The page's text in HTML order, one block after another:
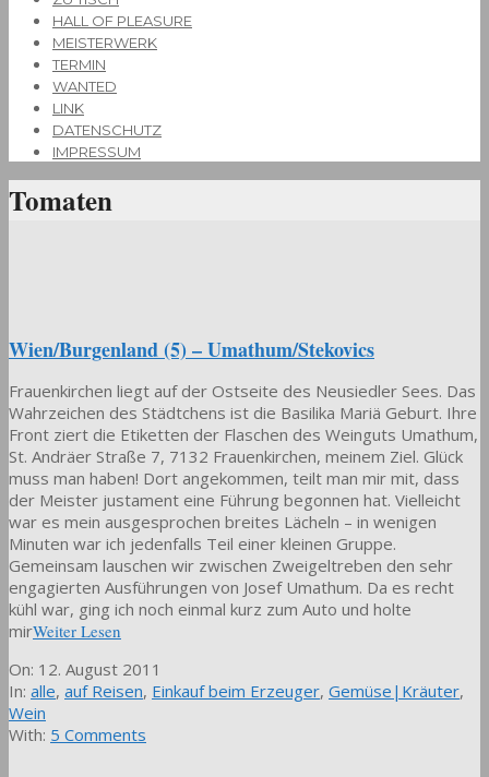
HALL OF PLEASURE
MEISTERWERK
TERMIN
WANTED
LINK
DATENSCHUTZ
IMPRESSUM
Tomaten
Wien/Burgenland (5) – Umathum/Stekovics
Frauenkirchen liegt auf der Ostseite des Neusiedler Sees. Das
Wahrzeichen des Städtchens ist die Basilika Mariä Geburt. Ihre
Front ziert die Etiketten der Flaschen des Weinguts Umathum,
St. Andräer Straße 7, 7132 Frauenkirchen, meinem Ziel. Glück
muss man haben! Dort angekommen, teilt man mir mit, dass
der Meister justament eine Führung begonnen hat. Vielleicht
war es mein ausgesprochen breites Lächeln – in wenigen
Minuten war ich jedenfalls Teil einer kleinen Gruppe.
Gemeinsam lauschen wir zwischen Zweigeltreben den sehr
engagierten Ausführungen von Josef Umathum. Da es recht
kühl war, ging ich noch einmal kurz zum Auto und holte
mirWeiter Lesen
2011-
08-
12
On: 12. August 2011
In: alle, auf Reisen, Einkauf beim Erzeuger, Gemüse|Kräuter,
Wein
With: 5 Comments